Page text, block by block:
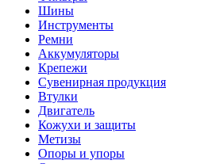
Шины
Инструменты
Ремни
Аккумуляторы
Крепежи
Сувенирная продукция
Втулки
Двигатель
Кожухи и защиты
Метизы
Опоры и упоры